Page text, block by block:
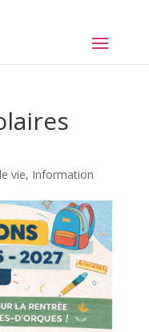
vie, Information